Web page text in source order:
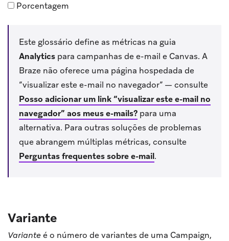
Porcentagem
Este glossário define as métricas na guia
Analytics para campanhas de e-mail e Canvas. A
Braze não oferece uma página hospedada de
“visualizar este e-mail no navegador” — consulte
Posso adicionar um link “visualizar este e-mail no
navegador” aos meus e-mails? para uma
alternativa. Para outras soluções de problemas
que abrangem múltiplas métricas, consulte
Perguntas frequentes sobre e-mail.
Variante
Varianteé o número de variantes de uma Campaign,